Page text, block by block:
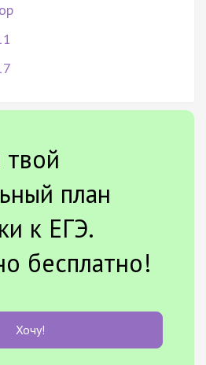
твой
план
к ЕГЭ.
бесплатно!
Хочу!